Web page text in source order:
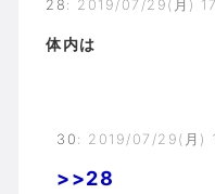
28 : 2019/07/29(月)
体内は
30 : 2019/07/29(月)
>>28